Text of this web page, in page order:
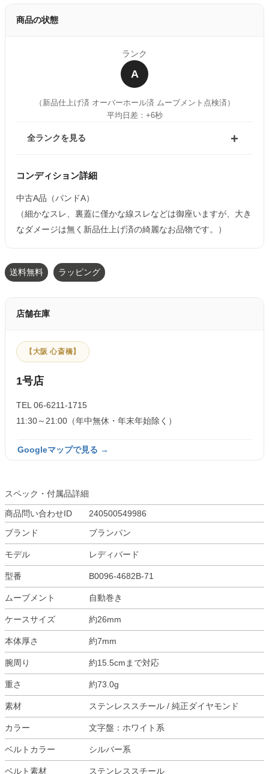
商品の状態
ランク
A
（新品仕上げ済 オーバーホール済 ムーブメント点検済）
平均日差：+6秒
全ランクを見る
コンディション詳細
中古A品（バンドA）
（細かなスレ、裏蓋に僅かな線スレなどは御座いますが、大き
なダメージは無く新品仕上げ済の綺麗なお品物です。）
送料無料 ラッピング
店舗在庫
【大阪 心斎橋】
1号店
TEL 06-6211-1715
11:30～21:00（年中無休・年末年始除く）
Googleマップで見る →
スペック・付属品詳細
商品問い合わせID
240500549986
ブランド
ブランパン
モデル レディバード
型番 B0096-4682B-71
ムーブメント 自動巻き
ケースサイズ 約26mm
本体厚さ 約7mm
腕周り 約15.5cmまで対応
重さ 約73.0g
素材 ステンレススチール / 純正ダイヤモンド
カラー 文字盤：ホワイト系
ベルトカラー シルバー系
ベルト素材 ステンレススチール